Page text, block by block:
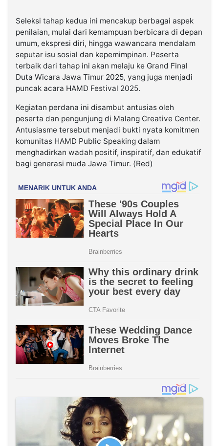
Seleksi tahap kedua ini mencakup berbagai aspek
penilaian, mulai dari kemampuan berbicara di depan
umum, ekspresi diri, hingga wawancara mendalam
seputar isu sosial dan kepemimpinan. Peserta
terbaik dari tahap ini akan melaju ke Grand Final
Duta Wicara Jawa Timur 2025, yang juga menjadi
puncak acara HAMD Festival 2025.
Kegiatan perdana ini disambut antusias oleh
peserta dan pengunjung di Malang Creative Center.
Antusiasme tersebut menjadi bukti nyata komitmen
komunitas HAMD Public Speaking dalam
menghadirkan wadah positif, inspiratif, dan edukatif
bagi generasi muda Jawa Timur. (Red)